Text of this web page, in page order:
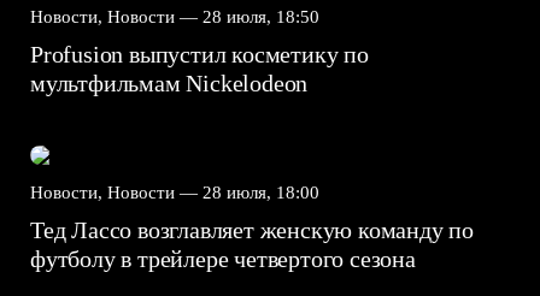
Новости, Новости — 28 июля, 18:50
Profusion выпустил косметику по
мультфильмам Nickelodeon
Новости, Новости — 28 июля, 18:00
Тед Лассо возглавляет женскую команду по
футболу в трейлере четвертого сезона